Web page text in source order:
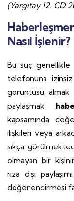
(Yargıtay 12. CD
Nasıl İşlenir?
Bu suç genellikle
telefonuna
görüntüsü almak
paylaşmak
kapsamında
ilişkileri veya
sıkça
olmayan bir
rıza dışı
değerlendirmesi